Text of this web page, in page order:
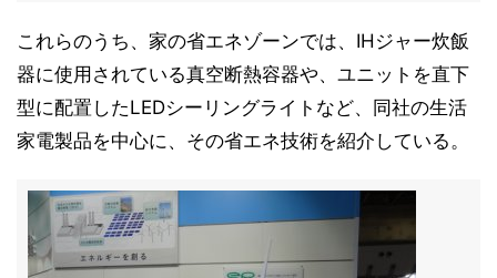
これらのうち、家の省エネゾーンでは、IHジャー炊飯
器に使用されている真空断熱容器や、ユニットを直下
型に配置したLEDシーリングライトなど、同社の生活
家電製品を中心に、その省エネ技術を紹介している。